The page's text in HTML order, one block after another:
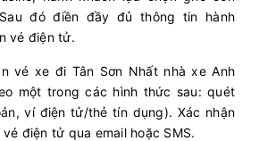
Sân bay Tân Sơn
Limousine 9 chỗ
Còn trống: Chọn mua
đó điền đầy đủ thông tin hành
vé điện tử.
vé xe đi Tân Sơn Nhất nhà xe Anh
một trong các hình thức sau: quét
ví điện tử/thẻ tín dụng). Xác nhận
điện tử qua email hoặc SMS.